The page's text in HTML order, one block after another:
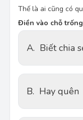
Thế là ai cũng có
Điền vào chỗ
A. Biết chia
B. Hay quên